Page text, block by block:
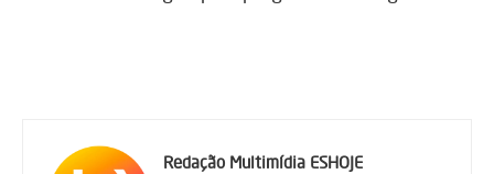
Redação Multimídia ESHOJE